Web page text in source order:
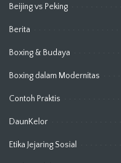
Beijing vs Peking
Berita
Boxing & Budaya
Boxing dalam Modernitas
Contoh Praktis
DaunKelor
Etika Jejaring Sosial